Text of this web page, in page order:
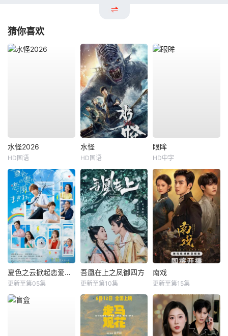
猜你喜欢
水怪2026
HD国语
水怪
HD国语
眼眸
HD中字
夏色之云掀起恋爱与风暴
更新至第05集
吾凰在上之凤御四方
更新至第10集
南戏
更新至第15集